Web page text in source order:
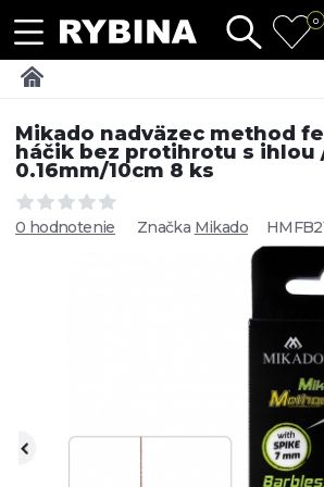
0
Mikado nadväzec method
háčik bez protihrotu s ihlou
0.16mm/10cm 8 ks
0 hodnotenie Značka Mikado